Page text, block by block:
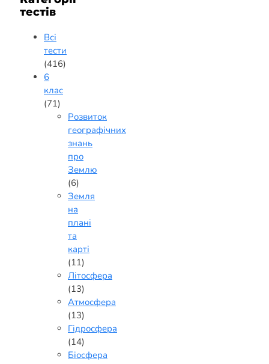
тестів
Всі
тести
(416)
6
клас
(71)
Розвиток
географічних
знань
про
Землю
(6)
Земля
на
плані
та
карті
(11)
Літосфера
(13)
Атмосфера
(13)
Гідросфера
(14)
Біосфера